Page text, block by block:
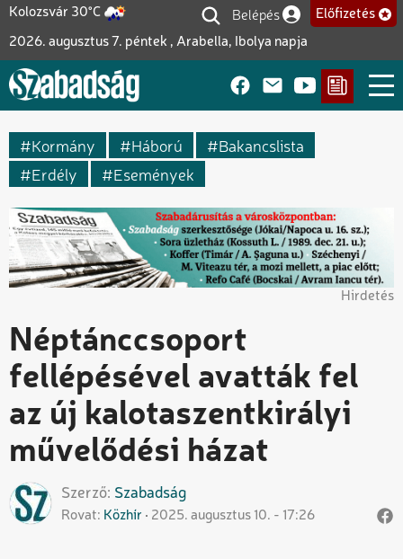
Ugrás
tartalomra
Kolozsvár 30°C
2026. augusztus 7. péntek , Arabella, Ibolya napja
Felhasználói fiók
Belépés Előfizetés
Kormány Háború
Bakancslista
Erdély
Események
Hirdetés
Néptánccsoport
fellépésével avatták fel
az új kalotaszentkirályi
művelődési házat
Szerző Szabadság
Rovat Közhír 2025. augusztus 10. - 17:26